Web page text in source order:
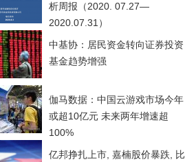
析周报（2020. 07.27—
2020.07.31）
中基协：居民资金转向证券投资
基金趋势增强
伽马数据：中国云游戏市场今年
或超10亿元 未来两年增速超
100%
亿邦挣扎上市, 嘉楠股价暴跌, 比